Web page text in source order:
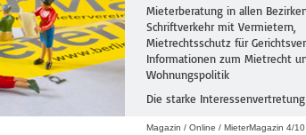
Mieterberatung in allen
Schriftverkehr mit Vermietern,
Mietrechtsschutz für
Informationen zum Mietrecht
Wohnungspolitik
Die starke
Magazin / Online / MieterMagazin 4/10